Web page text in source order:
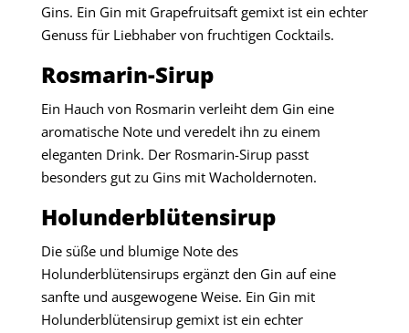
Gins. Ein Gin mit Grapefruitsaft gemixt ist ein echter
Genuss für Liebhaber von fruchtigen Cocktails.
Rosmarin-Sirup
Ein Hauch von Rosmarin verleiht dem Gin eine
aromatische Note und veredelt ihn zu einem
eleganten Drink. Der Rosmarin-Sirup passt
besonders gut zu Gins mit Wacholdernoten.
Holunderblütensirup
Die süße und blumige Note des
Holunderblütensirups ergänzt den Gin auf eine
sanfte und ausgewogene Weise. Ein Gin mit
Holunderblütensirup gemixt ist ein echter